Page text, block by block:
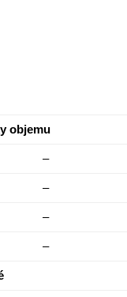
objemu
–
–
–
–